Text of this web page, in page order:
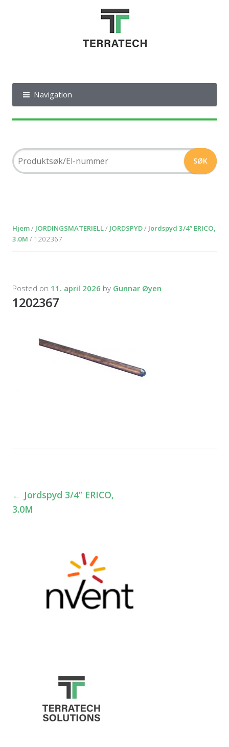
Navigation
Hjem/ JORDINGSMATERIELL/ JORDSPYD/ Jordspyd 3/4” ERICO,
3.0M / 1202367
Posted on 11. april 2026 by Gunnar Øyen
1202367
Innleggsnavigasjon
← Jordspyd 3/4” ERICO,
3.0M